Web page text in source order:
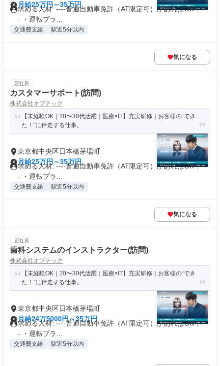
月給25万円～35万円
求める人材: ----普通自動車免許（AT限定可）があればOK！---
- ・運転ブラ...
交通費支給 駅近5分以内
気になる
正社員
カスタマーサポート(訪問)
株式会社オプテック
【未経験OK｜20〜30代活躍｜医療×IT】充実研修｜お客様の“でき
た！”に伴走する仕事。
東京都中央区日本橋茅場町
月給25万円～35万円
求める人材: ----普通自動車免許（AT限定可）があればOK！---
- ・運転ブラ...
交通費支給 駅近5分以内
気になる
正社員
歯科システムのインストラクター(訪問)
株式会社オプテック
【未経験OK｜20〜30代活躍｜医療×IT】充実研修｜お客様の“でき
た！”に伴走する仕事。
東京都中央区日本橋茅場町
月給24万5000円～35万円
求める人材: ----普通自動車免許（AT限定可）があればOK！---
- ・運転ブラ...
交通費支給 駅近5分以内